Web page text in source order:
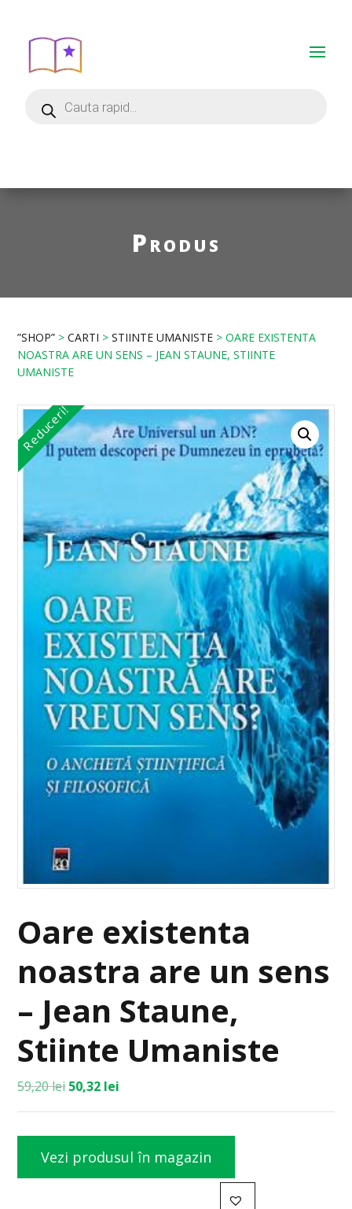
Produs
”SHOP” >CARTI >STIINTE UMANISTE > OARE EXISTENTA
NOASTRA ARE UN SENS – JEAN STAUNE, STIINTE
UMANISTE
Reduceri!
Oare existenta
noastra are un sens
– Jean Staune,
Stiinte Umaniste
59,20lei 50,32 lei
Vezi produsul în magazin